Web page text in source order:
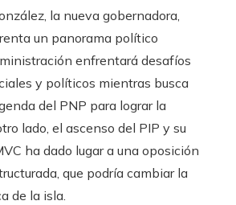
la nueva gobernadora,
un panorama político
enfrentará desafíos
y políticos mientras busca
del PNP para lograr la
lado, el ascenso del PIP y su
ha dado lugar a una oposición
que podría cambiar la
de la isla.